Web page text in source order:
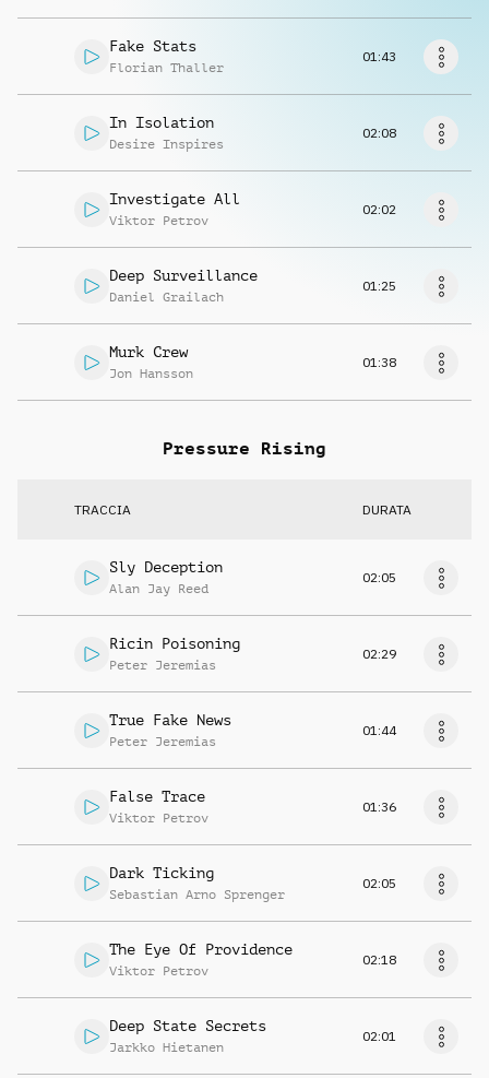
Fake Stats
Florian Thaller
01:43
In Isolation
Desire Inspires
02:08
Investigate All
Viktor Petrov
02:02
Deep Surveillance
Daniel Grailach
01:25
Murk Crew
Jon Hansson
01:38
Pressure Rising
TRACCIA DURATA
Sly Deception
Alan Jay Reed
02:05
Ricin Poisoning
Peter Jeremias
02:29
True Fake News
Peter Jeremias
01:44
False Trace
Viktor Petrov
01:36
Dark Ticking
Sebastian Arno Sprenger
02:05
The Eye Of Providence
Viktor Petrov
02:18
Deep State Secrets
Jarkko Hietanen
02:01